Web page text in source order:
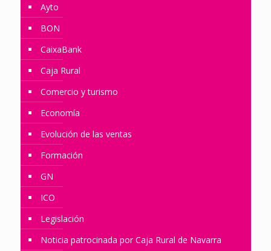
Ayto
BON
CaixaBank
Caja Rural
Comercio y turismo
Economía
Evolución de las ventas
Formación
GN
ICO
Legislación
Noticia patrocinada por Caja Rural de Navarra